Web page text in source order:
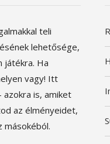
teli
lehetősége,
játékra. Ha
vagy! Itt
is, amiket
az élményeidet,
másokéból.